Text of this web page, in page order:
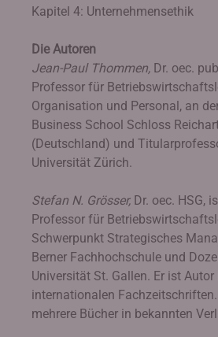
Kapitel 4: Unternehmensethik
Die Autoren
Jean-Paul Thommen, Dr. oec.
Professor für
Organisation und Personal, an
Business School Schloss
(Deutschland) und
Universität Zürich.
Stefan N. Grösser, Dr. oec. HSG,
Professor für
Schwerpunkt Strategisches
Berner Fachhochschule und
Universität St. Gallen. Er ist
internationalen
mehrere Bücher in bekannten